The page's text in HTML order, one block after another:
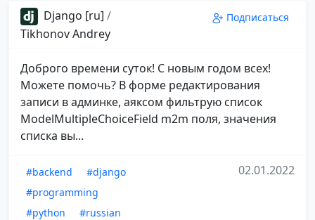
Django [ru] /
Tikhonov Andrey
Подписаться
Доброго времени суток! С новым годом всех!
Можете помочь? В форме редактирования
записи в админке, аяксом фильтрую список
ModelMultipleChoiceField m2m поля, значения
списка вы...
#backend
#django
#programming
#python
#russian
02.01.2022